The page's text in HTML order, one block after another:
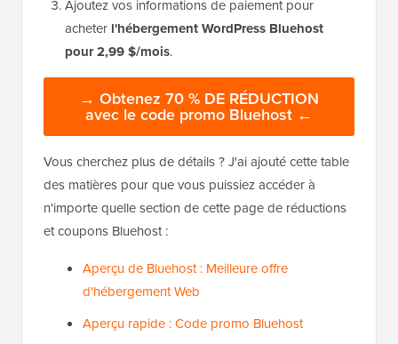
Ajoutez vos informations de paiement pour
acheter l'hébergement WordPress Bluehost
pour 2,99 $/mois.
→ Obtenez 70 % DE RÉDUCTION
avec le code promo Bluehost ←
Vous cherchez plus de détails ? J'ai ajouté cette table
des matières pour que vous puissiez accéder à
n'importe quelle section de cette page de réductions
et coupons Bluehost :
Aperçu de Bluehost : Meilleure offre
d'hébergement Web
Aperçu rapide : Code promo Bluehost